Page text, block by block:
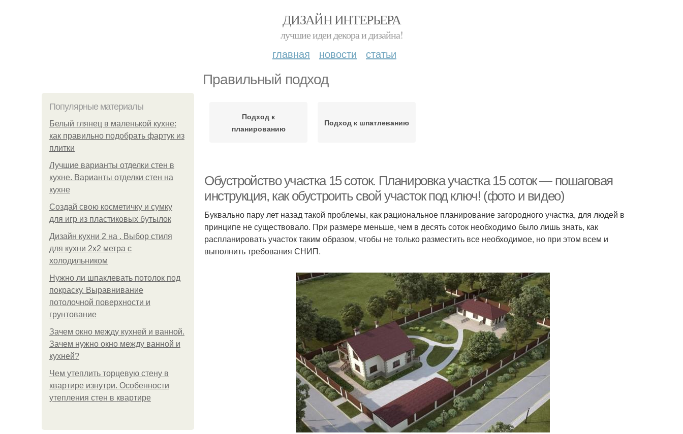
ДИЗАЙН ИНТЕРЬЕРА
лучшие идеи декора и дизайна!
главная новости статьи
Правильный подход
Популярные материалы
Белый глянец в маленькой кухне:
как правильно подобрать фартук из
плитки
Лучшие варианты отделки стен в
кухне. Варианты отделки стен на
кухне
Создай свою косметичку и сумку
для игр из пластиковых бутылок
Дизайн кухни 2 на . Выбор стиля
для кухни 2х2 метра с
холодильником
Нужно ли шпаклевать потолок под
покраску. Выравнивание
потолочной поверхности и
грунтование
Зачем окно между кухней и ванной.
Зачем нужно окно между ванной и
кухней?
Чем утеплить торцевую стену в
квартире изнутри. Особенности
утепления стен в квартире
Подход к
планированию
Подход к шпатлеванию
Обустройство участка 15 соток. Планировка участка 15 соток — пошаговая
инструкция, как обустроить свой участок под ключ! (фото и видео)
Буквально пару лет назад такой проблемы, как рациональное планирование загородного участка, для людей в
принципе не существовало. При размере меньше, чем в десять соток необходимо было лишь знать, как
распланировать участок таким образом, чтобы не только разместить все необходимое, но при этом всем и
выполнить требования СНИП.